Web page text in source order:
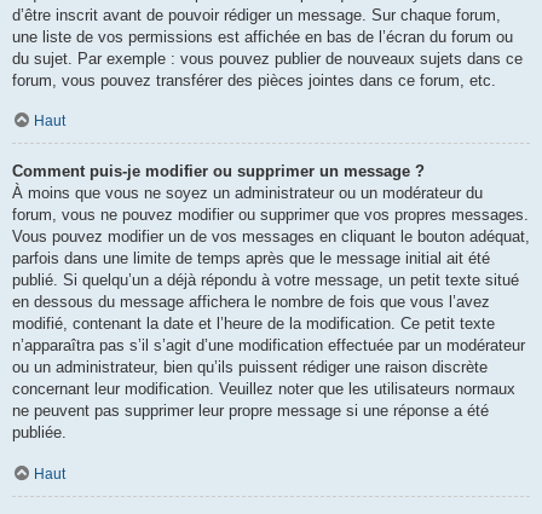
d’être inscrit avant de pouvoir rédiger un message. Sur chaque forum,
une liste de vos permissions est affichée en bas de l’écran du forum ou
du sujet. Par exemple : vous pouvez publier de nouveaux sujets dans ce
forum, vous pouvez transférer des pièces jointes dans ce forum, etc.
Haut
Comment puis-je modifier ou supprimer un message ?
À moins que vous ne soyez un administrateur ou un modérateur du
forum, vous ne pouvez modifier ou supprimer que vos propres messages.
Vous pouvez modifier un de vos messages en cliquant le bouton adéquat,
parfois dans une limite de temps après que le message initial ait été
publié. Si quelqu’un a déjà répondu à votre message, un petit texte situé
en dessous du message affichera le nombre de fois que vous l’avez
modifié, contenant la date et l’heure de la modification. Ce petit texte
n’apparaîtra pas s’il s’agit d’une modification effectuée par un modérateur
ou un administrateur, bien qu’ils puissent rédiger une raison discrète
concernant leur modification. Veuillez noter que les utilisateurs normaux
ne peuvent pas supprimer leur propre message si une réponse a été
publiée.
Haut